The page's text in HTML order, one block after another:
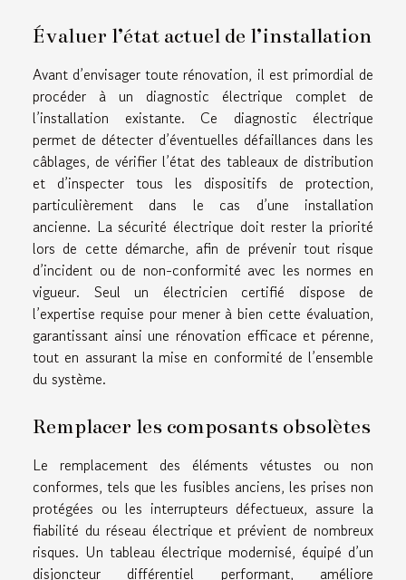
Évaluer l’état actuel de l’installation
Avant d’envisager toute rénovation, il est primordial de
procéder à un diagnostic électrique complet de
l’installation existante. Ce diagnostic électrique
permet de détecter d’éventuelles défaillances dans les
câblages, de vérifier l’état des tableaux de distribution
et d’inspecter tous les dispositifs de protection,
particulièrement dans le cas d’une installation
ancienne. La sécurité électrique doit rester la priorité
lors de cette démarche, afin de prévenir tout risque
d’incident ou de non-conformité avec les normes en
vigueur. Seul un électricien certifié dispose de
l’expertise requise pour mener à bien cette évaluation,
garantissant ainsi une rénovation efficace et pérenne,
tout en assurant la mise en conformité de l’ensemble
du système.
Remplacer les composants obsolètes
Le remplacement des éléments vétustes ou non
conformes, tels que les fusibles anciens, les prises non
protégées ou les interrupteurs défectueux, assure la
fiabilité du réseau électrique et prévient de nombreux
risques. Un tableau électrique modernisé, équipé d’un
disjoncteur différentiel performant, améliore